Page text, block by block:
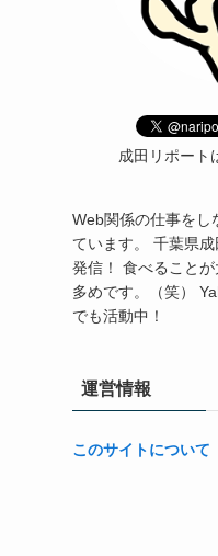
成田リポート
Web関係の仕事をし
ています。 千葉県
発信！ 食べること
多めです。（笑）
でも活動中！
運営情報
このサイトについて